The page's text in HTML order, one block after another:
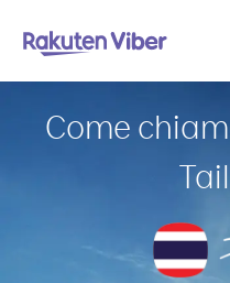
Come